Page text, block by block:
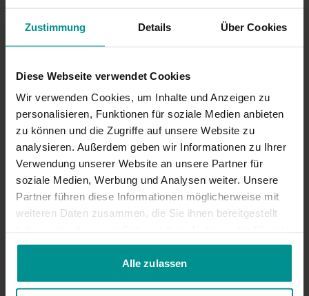
Zustimmung Details Über Cookies
Diese Webseite verwendet Cookies
Wir verwenden Cookies, um Inhalte und Anzeigen zu
personalisieren, Funktionen für soziale Medien anbieten
zu können und die Zugriffe auf unsere Website zu
analysieren. Außerdem geben wir Informationen zu Ihrer
Verwendung unserer Website an unsere Partner für
soziale Medien, Werbung und Analysen weiter. Unsere
Partner führen diese Informationen möglicherweise mit
weiteren Daten zusammen, die Sie ihnen bereitgestellt
gesammelt haben.
Alle zulassen
E
Kathrin März 22, 2024
Dieses Video ist eines meiner Favoriten im Mamasté-Bereich!
0
Mehr laden
Ähnliche Videos